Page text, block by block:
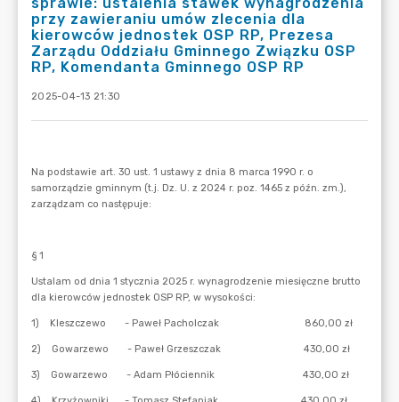
przy zawieraniu umów zlecenia dla
kierowców jednostek OSP RP, Prezesa
Zarządu Oddziału Gminnego Związku OSP
RP, Komendanta Gminnego OSP RP
2025-04-13 21:30